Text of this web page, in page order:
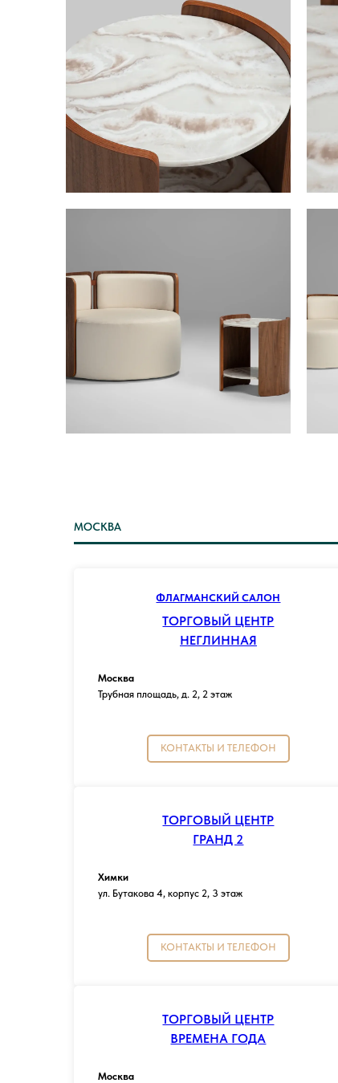
МОСКВА
ФЛАГМАНСКИЙ САЛОН
ТОРГОВЫЙ ЦЕНТР
НЕГЛИННАЯ
Москва
Трубная площадь, д. 2, 2 этаж
КОНТАКТЫ И ТЕЛЕФОН
ТОРГОВЫЙ ЦЕНТР
ГРАНД 2
Химки
ул. Бутакова 4, корпус 2, 3 этаж
КОНТАКТЫ И ТЕЛЕФОН
ТОРГОВЫЙ ЦЕНТР
ВРЕМЕНА ГОДА
Москва